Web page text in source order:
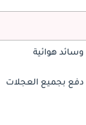
وسائد هوائية
دفع بجميع العجلات